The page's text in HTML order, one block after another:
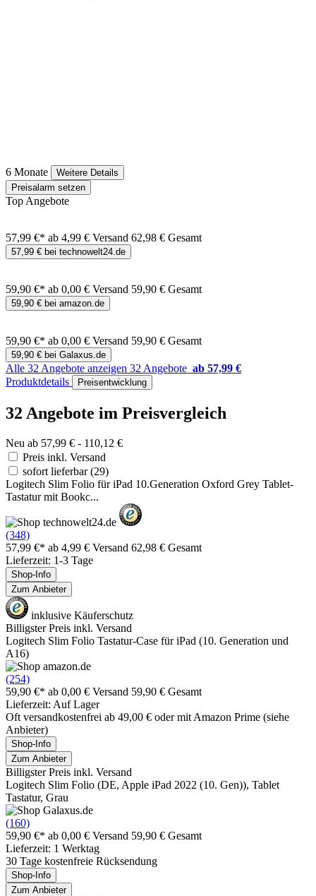
6 Monate
Weitere Details
Preisalarm setzen
Top Angebote
57,99 €* ab 4,99 € Versand 62,98 € Gesamt
57,99 € bei technowelt24.de
59,90 €* ab 0,00 € Versand 59,90 € Gesamt
59,90 € bei amazon.de
59,90 €* ab 0,00 € Versand 59,90 € Gesamt
59,90 € bei Galaxus.de
Alle 32 Angebote anzeigen 32 Angebote ab 57,99 €
Produktdetails
Preisentwicklung
32 Angebote im Preisvergleich
Neu ab 57,99 € - 110,12 €
Preis inkl. Versand
sofort lieferbar(29)
Logitech Slim Folio für iPad 10.Generation Oxford Grey Tablet-
Tastatur mit Bookc...
(348)
57,99 €* ab 4,99 € Versand 62,98 € Gesamt
Lieferzeit: 1-3 Tage
Shop-Info
Zum Anbieter
inklusive Käuferschutz
Billigster Preis inkl. Versand
Logitech Slim Folio Tastatur-Case für iPad (10. Generation und
A16)
(254)
59,90 €* ab 0,00 € Versand 59,90 € Gesamt
Lieferzeit: Auf Lager
Oft versandkostenfrei ab 49,00 € oder mit Amazon Prime (siehe
Anbieter)
Shop-Info
Zum Anbieter
Billigster Preis inkl. Versand
Logitech Slim Folio (DE, Apple iPad 2022 (10. Gen)), Tablet
Tastatur, Grau
(160)
59,90 €* ab 0,00 € Versand 59,90 € Gesamt
Lieferzeit: 1 Werktag
30 Tage kostenfreie Rücksendung
Shop-Info
Zum Anbieter